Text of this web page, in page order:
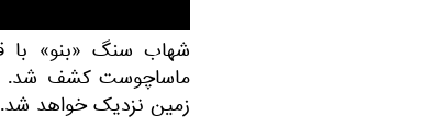
زمین نزدیک خواهد شد.